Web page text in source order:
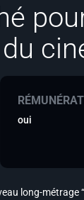
oui
long-métrage